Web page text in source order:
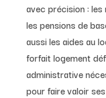
avec précision :
les pensions de
aussi les aides au
forfait logement
administrative
pour faire valoir ses